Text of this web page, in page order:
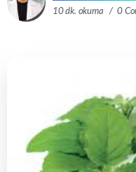
10 dk. okuma 0